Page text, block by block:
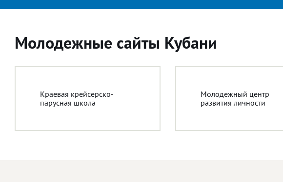
Молодежные сайты Кубани
Краевая крейсерско-
парусная школа
Молодежный центр
развития личности